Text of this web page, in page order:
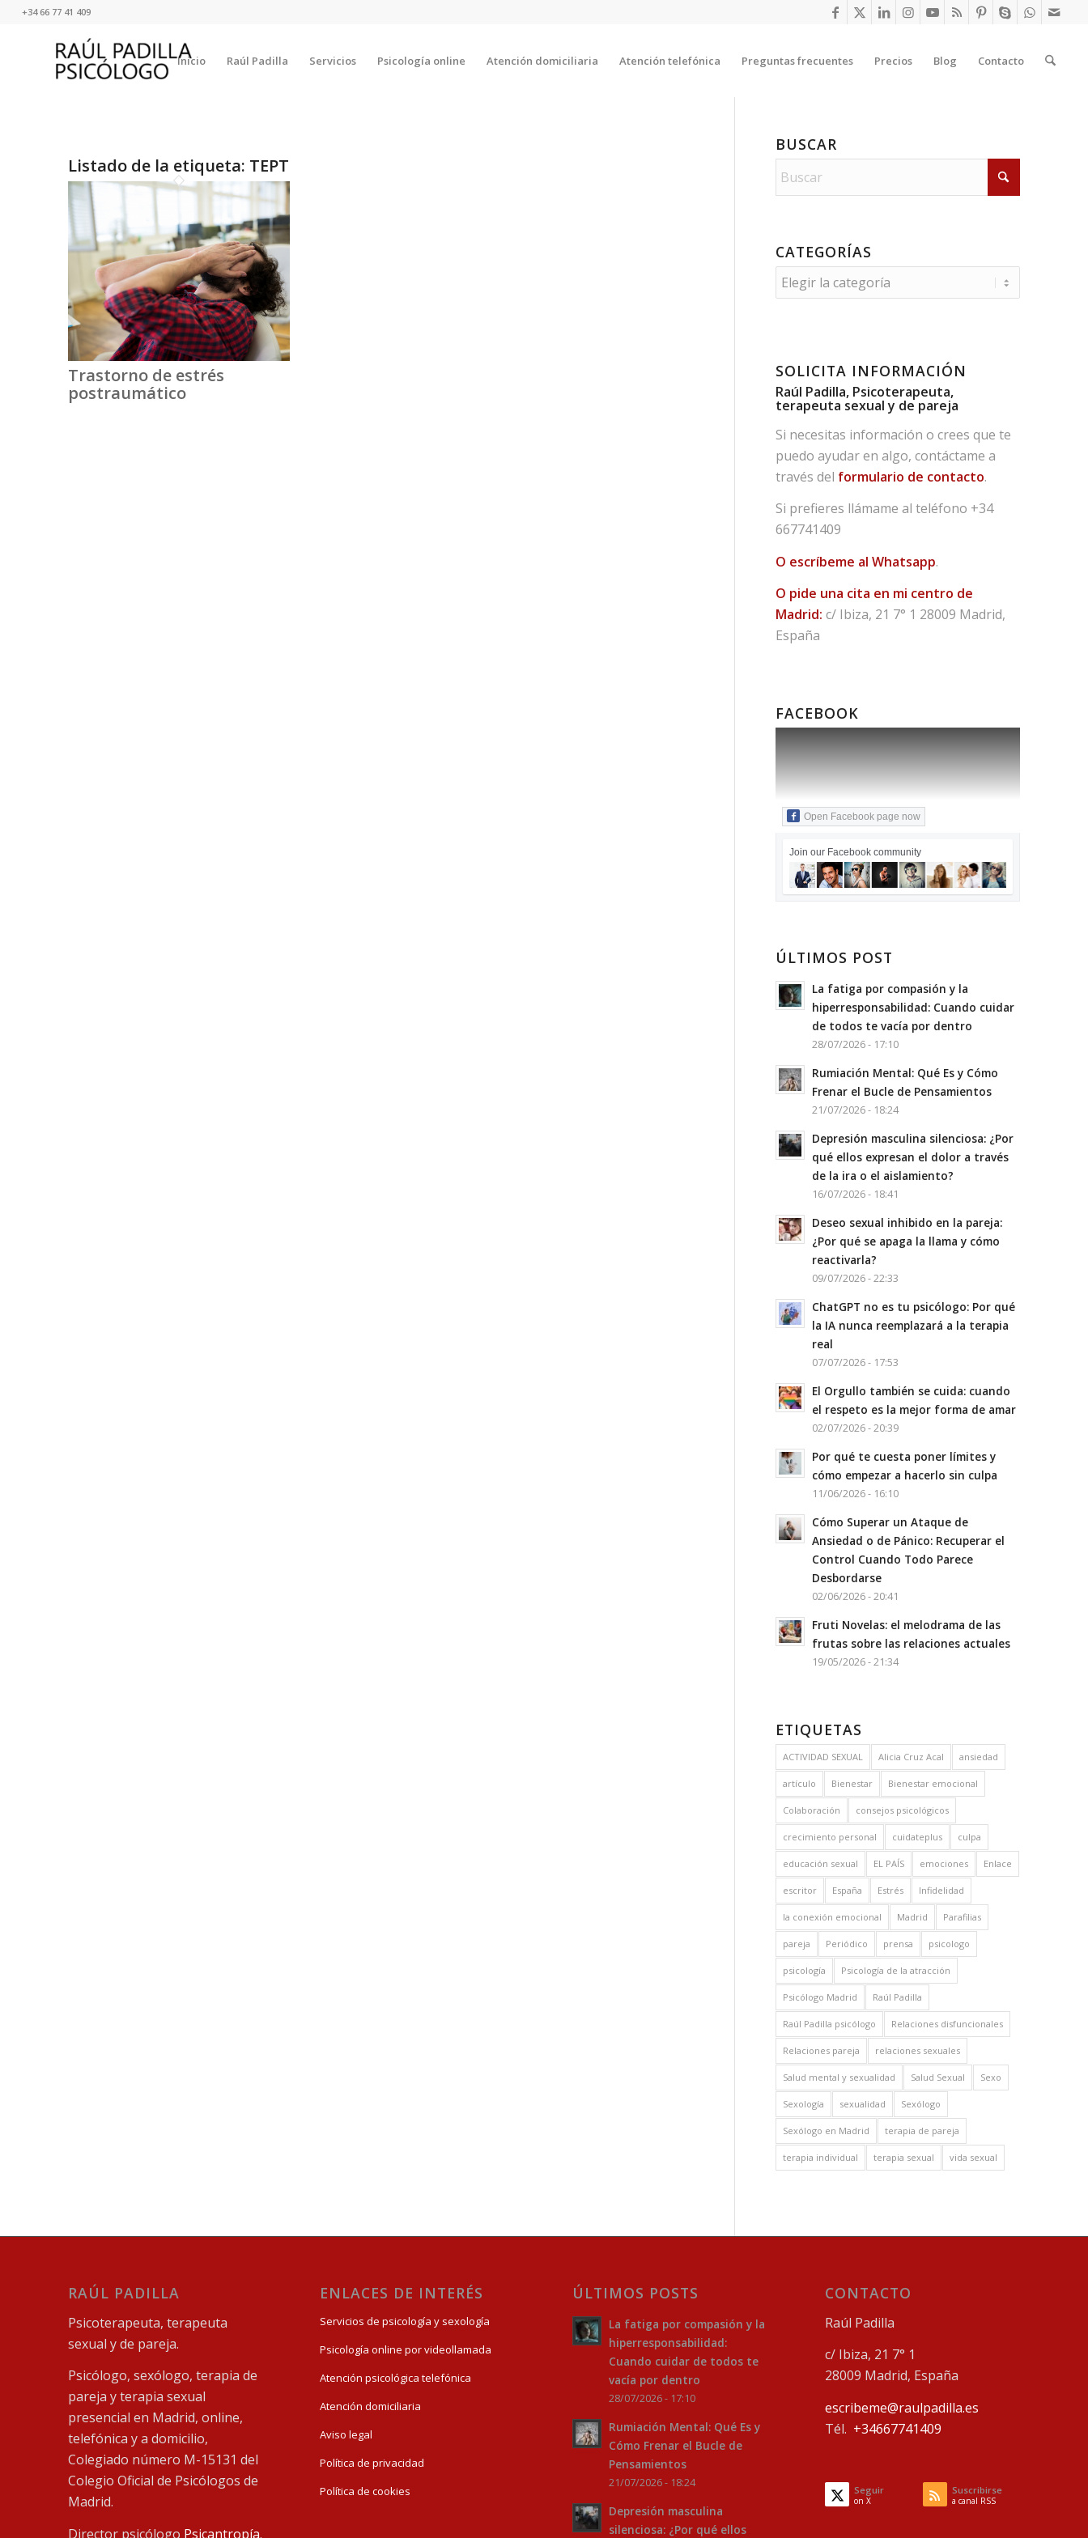
+34 66 77 41 409
Inicio Raúl Padilla Servicios Psicología online Atención domiciliaria Atención telefónica Preguntas frecuentes Precios Blog Contacto
Listado de la etiqueta: TEPT
Trastorno de estrés
postraumático
BUSCAR
CATEGORÍAS
Categorías
SOLICITA INFORMACIÓN
Raúl Padilla, Psicoterapeuta,
terapeuta sexual y de pareja
Si necesitas información o crees que te
puedo ayudar en algo, contáctame a
través del formulario de contacto.
Si prefieres llámame al teléfono +34
667741409
O escríbeme al Whatsapp.
O pide una cita en mi centro de
Madrid: c/ Ibiza, 21 7° 1 28009 Madrid,
España
FACEBOOK
Open Facebook page now
Join our Facebook community
ÚLTIMOS POST
La fatiga por compasión y la
hiperresponsabilidad: Cuando cuidar
de todos te vacía por dentro
28/07/2026 - 17:10
Rumiación Mental: Qué Es y Cómo
Frenar el Bucle de Pensamientos
21/07/2026 - 18:24
Depresión masculina silenciosa: ¿Por
qué ellos expresan el dolor a través
de la ira o el aislamiento?
16/07/2026 - 18:41
Deseo sexual inhibido en la pareja:
¿Por qué se apaga la llama y cómo
reactivarla?
09/07/2026 - 22:33
ChatGPT no es tu psicólogo: Por qué
la IA nunca reemplazará a la terapia
real
07/07/2026 - 17:53
El Orgullo también se cuida: cuando
el respeto es la mejor forma de amar
02/07/2026 - 20:39
Por qué te cuesta poner límites y
cómo empezar a hacerlo sin culpa
11/06/2026 - 16:10
Cómo Superar un Ataque de
Ansiedad o de Pánico: Recuperar el
Control Cuando Todo Parece
Desbordarse
02/06/2026 - 20:41
Fruti Novelas: el melodrama de las
frutas sobre las relaciones actuales
19/05/2026 - 21:34
ETIQUETAS
ACTIVIDAD SEXUAL Alicia Cruz Acal ansiedad
artículo Bienestar Bienestar emocional
Colaboración consejos psicológicos
crecimiento personal cuidateplus culpa
educación sexual EL PAÍS emociones Enlace
escritor España Estrés Infidelidad
la conexión emocional Madrid Parafilias
pareja Periódico prensa psicologo
psicología Psicología de la atracción
Psicólogo Madrid Raúl Padilla
Raúl Padilla psicólogo Relaciones disfuncionales
Relaciones pareja relaciones sexuales
Salud mental y sexualidad Salud Sexual Sexo
Sexología sexualidad Sexólogo
Sexólogo en Madrid terapia de pareja
terapia individual terapia sexual vida sexual
RAÚL PADILLA
Psicoterapeuta, terapeuta
sexual y de pareja.
Psicólogo, sexólogo, terapia de
pareja y terapia sexual
presencial en Madrid, online,
telefónica y a domicilio,
Colegiado número M-15131 del
Colegio Oficial de Psicólogos de
Madrid.
Director psicólogo Psicantropía.
ENLACES DE INTERÉS
Servicios de psicología y sexología
Psicología online por videollamada
Atención psicológica telefónica
Atención domiciliaria
Aviso legal
Política de privacidad
Política de cookies
ÚLTIMOS POSTS
La fatiga por compasión y la
hiperresponsabilidad:
Cuando cuidar de todos te
vacía por dentro
28/07/2026 - 17:10
Rumiación Mental: Qué Es y
Cómo Frenar el Bucle de
Pensamientos
21/07/2026 - 18:24
Depresión masculina
silenciosa: ¿Por qué ellos
CONTACTO
Raúl Padilla
c/ Ibiza, 21 7° 1
28009 Madrid, España
escribeme@raulpadilla.es
Tél. +34667741409
Seguir
on X
Suscribirse
a canal RSS